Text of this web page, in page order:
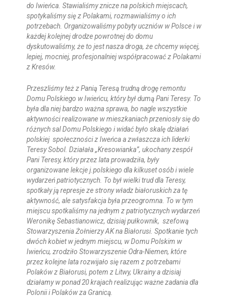
do Iwieńca. Stawialiśmy znicze na polskich miejscach,
spotykaliśmy się z Polakami, rozmawialiśmy o ich
potrzebach. Organizowaliśmy pobyty uczniów w Polsce i w
każdej kolejnej drodze powrotnej do domu
dyskutowaliśmy, że to jest nasza droga, że chcemy więcej,
lepiej, mocniej, profesjonalniej współpracować z Polakami
z Kresów.
Przeszliśmy też z Panią Teresą trudną drogę remontu
Domu Polskiego w Iwieńcu, który był dumą Pani Teresy. To
była dla niej bardzo ważna sprawa, bo nagle wszystkie
aktywności realizowane w mieszkaniach przeniosły się do
różnych sal Domu Polskiego i widać było skalę działań
polskiej społeczności z Iweńca a zwłaszcza ich liderki
Teresy Sobol. Działała „Kresowianka”, ukochany zespół
Pani Teresy, który przez lata prowadziła, były
organizowane lekcje j.polskiego dla kilkuset osób i wiele
wydarzeń patriotycznych. To był wielki trud dla Teresy,
spotkały ją represje ze strony władz białoruskich za tę
aktywność, ale satysfakcja była przeogromna. To w tym
miejscu spotkaliśmy na jednym z patriotycznych wydarzeń
Weronikę Sebastianowicz, dzisiaj pułkownik, szefową
Stowarzyszenia Żołnierzy AK na Białorusi. Spotkanie tych
dwóch kobiet w jednym miejscu, w Domu Polskim w
Iwieńcu, zrodziło Stowarzyszenie Odra-Niemen, które
przez kolejne lata rozwijało się razem z potrzebami
Polaków z Białorusi, potem z Litwy, Ukrainy a dzisiaj
działamy w ponad 20 krajach realizując ważne zadania dla
Polonii i Polaków za Granicą.